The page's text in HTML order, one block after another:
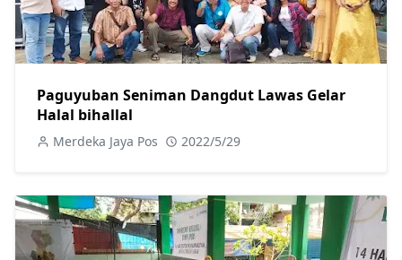
Paguyuban Seniman Dangdut Lawas Gelar
Halal bihallal
Merdeka Jaya Pos 2022/5/29